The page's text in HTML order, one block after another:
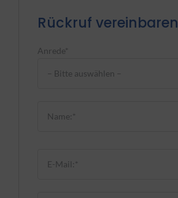
Rückruf vereinbaren
Anrede*